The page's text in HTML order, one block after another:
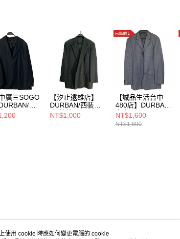
廣三SOGO
西
/L/
【汐止遠雄店】
DURBAN/西裝外
套/其他/
NT$1,000
【誠品生活台中
480店】DURBAN/
上身/其
他/0256hk75w
NT$1,600
NT$1,800
使用 cookie 時應如何變更電腦的 cookie